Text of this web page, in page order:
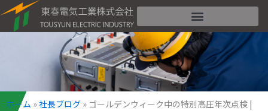
を
プ
ホーム »社長ブログ » ゴールデンウィーク中の特別高圧年次点検 |